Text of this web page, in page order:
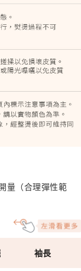
量（合理彈性範
袖長